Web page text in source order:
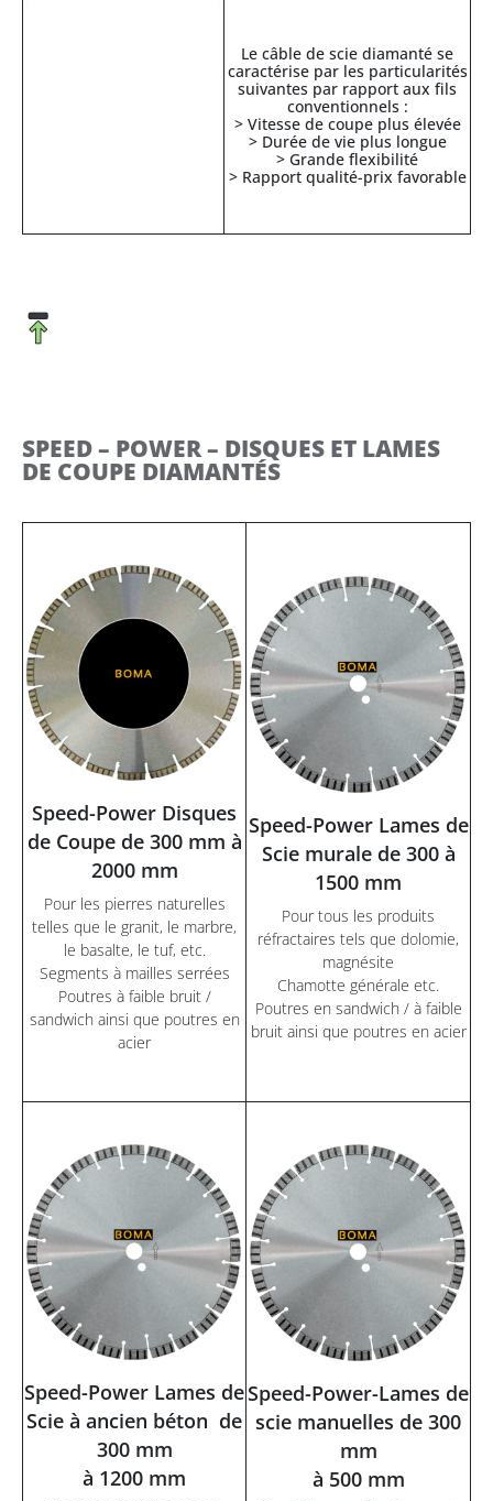
Le câble de scie diamanté se
caractérise par les particularités
suivantes par rapport aux fils
conventionnels :
> Vitesse de coupe plus élevée
> Durée de vie plus longue
> Grande flexibilité
> Rapport qualité-prix favorable
SPEED – POWER – DISQUES ET LAMES
DE COUPE DIAMANTÉS
Speed-Power Disques
de Coupe de 300 mm à
2000 mm
Pour les pierres naturelles
telles que le granit, le marbre,
le basalte, le tuf, etc.
Segments à mailles serrées
Poutres à faible bruit /
sandwich ainsi que poutres en
acier
Speed-Power Lames de
Scie murale de 300 à
1500 mm
Pour tous les produits
réfractaires tels que dolomie,
magnésite
Chamotte générale etc.
Poutres en sandwich / à faible
bruit ainsi que poutres en acier
Speed-Power Lames de
Scie à ancien béton de
300 mm
à 1200 mm
Speed-Power-Lames de
scie manuelles de 300
mm
à 500 mm